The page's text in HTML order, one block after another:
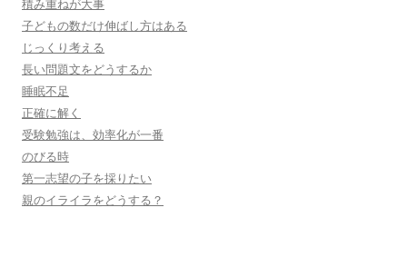
積み重ねが大事
子どもの数だけ伸ばし方はある
じっくり考える
長い問題文をどうするか
睡眠不足
正確に解く
受験勉強は、効率化が一番
のびる時
第一志望の子を採りたい
親のイライラをどうする？